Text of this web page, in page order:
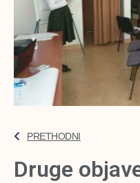
PRETHODNI
Druge